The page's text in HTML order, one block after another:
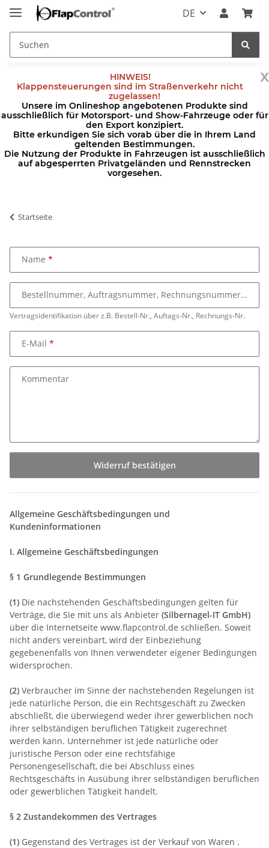
DE
x
HINWEIS!
Klappensteuerungen sind im Straßenverkehr nicht
zugelassen!
Unsere im Onlineshop angebotenen Produkte sind
ausschließlich für Motorsport- und Show-Fahrzeuge oder für
den Export konzipiert.
Bitte erkundigen Sie sich vorab über die in Ihrem Land
geltenden Bestimmungen.
Die Nutzung der Produkte in Fahrzeugen ist ausschließlich
auf abgesperrten Privatgeländen und Rennstrecken
vorgesehen.
Startseite
Name
Vertragsidentifikation über z.B. Bestell-Nr., Auftags-Nr., Rechnungs-Nr.
Bestellnummer, Auftragsnummer, Rechnungsnummer
E-Mail
Kommentar
Widerruf bestätigen
Allgemeine Geschäftsbedingungen und
Kundeninformationen
I. Allgemeine Geschäftsbedingungen
§ 1 Grundlegende Bestimmungen
(1) Die nachstehenden Geschäftsbedingungen gelten für
Verträge, die Sie mit uns als Anbieter (Silbernagel-IT GmbH)
über die Internetseite www.flapcontrol.de schließen. Soweit
nicht anders vereinbart, wird der Einbeziehung
gegebenenfalls von Ihnen verwendeter eigener Bedingungen
widersprochen.
(2) Verbraucher im Sinne der nachstehenden Regelungen ist
jede natürliche Person, die ein Rechtsgeschäft zu Zwecken
abschließt, die überwiegend weder ihrer gewerblichen noch
ihrer selbständigen beruflichen Tätigkeit zugerechnet
werden kann. Unternehmer ist jede natürliche oder
juristische Person oder eine rechtsfähige
Personengesellschaft, die bei Abschluss eines
Rechtsgeschäfts in Ausübung ihrer selbständigen beruflichen
oder gewerblichen Tätigkeit handelt.
§ 2 Zustandekommen des Vertrages
(1) Gegenstand des Vertrages ist der Verkauf von Waren .